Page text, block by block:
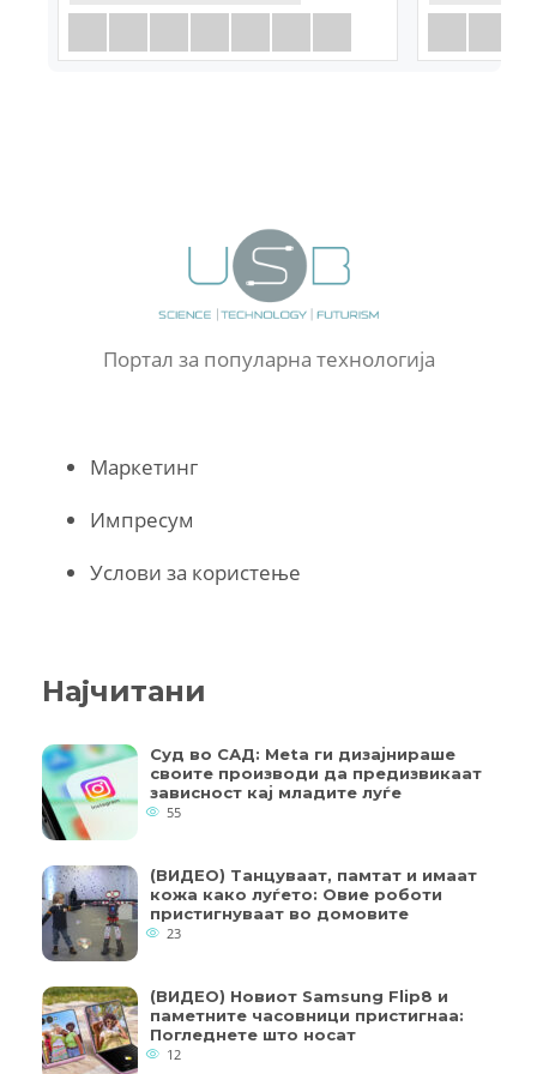
Портал за популарна технологија
Маркетинг
Импресум
Услови за користење
Најчитани
Суд во САД: Meta ги дизајнираше
своите производи да предизвикаат
зависност кај младите луѓе
55
(ВИДЕО) Танцуваат, памтат и имаат
кожа како луѓето: Овие роботи
пристигнуваат во домовите
23
(ВИДЕО) Новиот Samsung Flip8 и
паметните часовници пристигнаа:
Погледнете што носат
12